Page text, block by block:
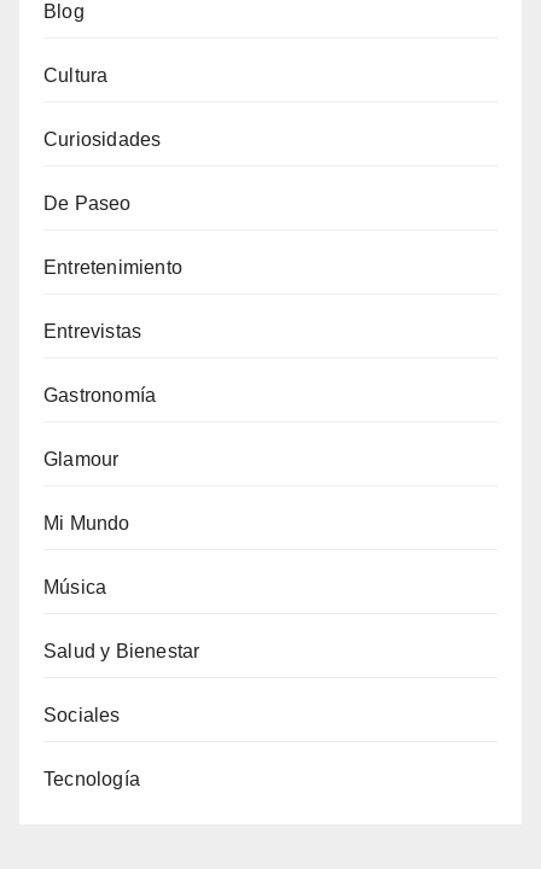
Blog
Cultura
Curiosidades
De Paseo
Entretenimiento
Entrevistas
Gastronomía
Glamour
Mi Mundo
Música
Salud y Bienestar
Sociales
Tecnología